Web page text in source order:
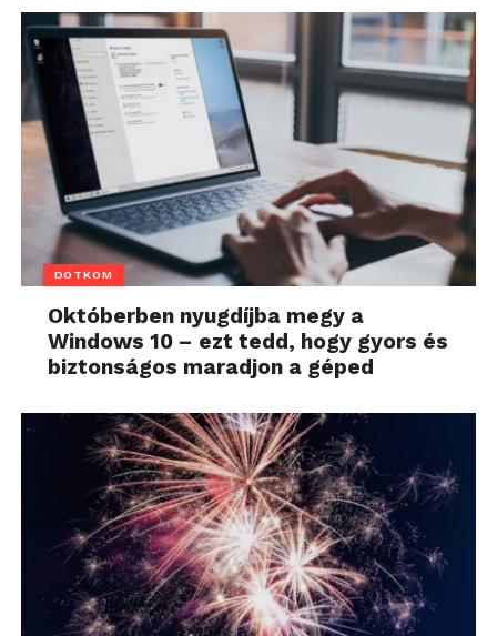
DOTKOM
Októberben nyugdíjba megy a
Windows 10 – ezt tedd, hogy gyors és
biztonságos maradjon a géped